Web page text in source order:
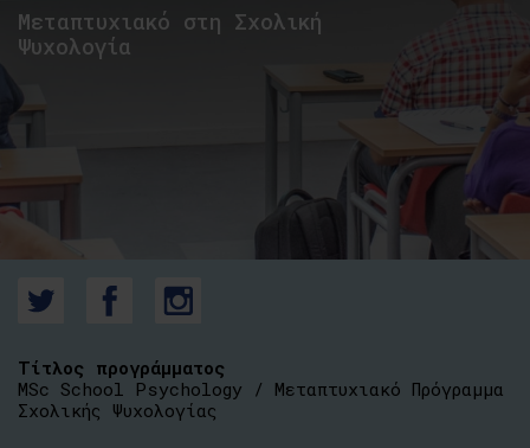
Μεταπτυχιακό στη Σχολική
Ψυχολογία
Τίτλος προγράμματος
MSc School Psychology / Μεταπτυχιακό Πρόγραμμα
Σχολικής Ψυχολογίας